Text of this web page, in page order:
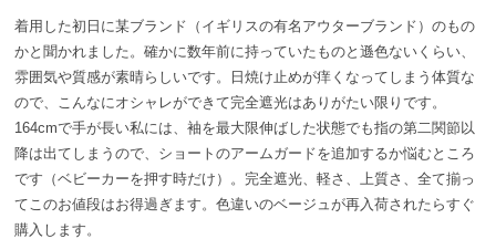
ログイン / 新規登録
特定商取引法に基づく表示
会社概要
プライバシーポリシー
着用した初日に某ブランド（イギリスの有名アウターブランド）のもの
かと聞かれました。確かに数年前に持っていたものと遜色ないくらい、
雰囲気や質感が素晴らしいです。日焼け止めが痒くなってしまう体質な
ので、こんなにオシャレができて完全遮光はありがたい限りです。
164cmで手が長い私には、袖を最大限伸ばした状態でも指の第二関節以
降は出てしまうので、ショートのアームガードを追加するか悩むところ
です（ベビーカーを押す時だけ）。完全遮光、軽さ、上質さ、全て揃っ
てこのお値段はお得過ぎます。色違いのベージュが再入荷されたらすぐ
購入します。